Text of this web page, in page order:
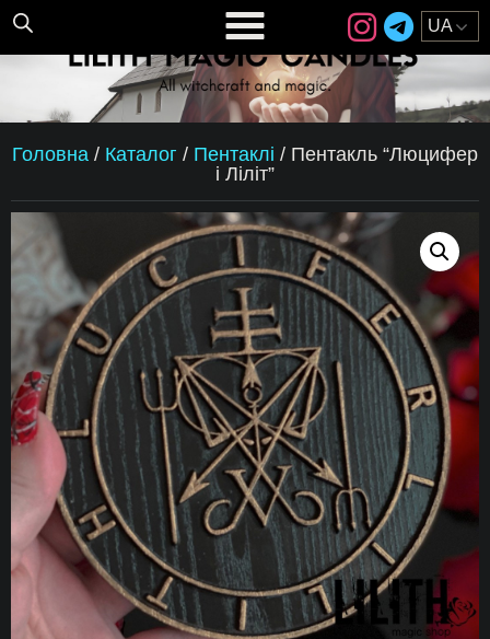
Головна / Каталог / Пентаклі / Пентакль “Люцифер
і Ліліт”